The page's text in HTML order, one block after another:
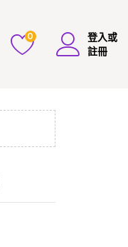
0
登入或
註冊